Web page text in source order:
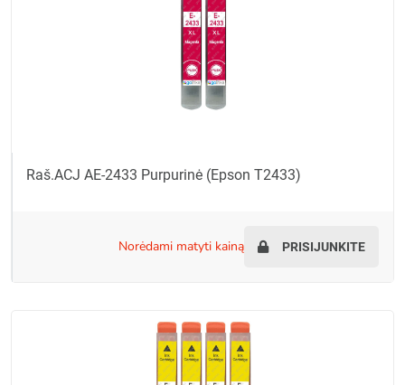
Raš.ACJ AE-2433 Purpurinė (Epson T2433)
norėdami matyti kainą PRISIJUNKITE